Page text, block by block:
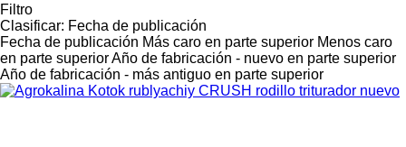
Filtro
Clasificar: Fecha de publicación
Fecha de publicación Más caro en parte superior Menos caro
en parte superiorAño de fabricación - nuevo en parte superior
Año de fabricación - más antiguo en parte superior